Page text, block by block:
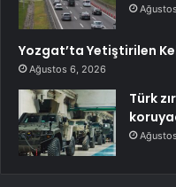
Yozgat’ta Yetiştirilen
Ağustos 6, 2026
Türk